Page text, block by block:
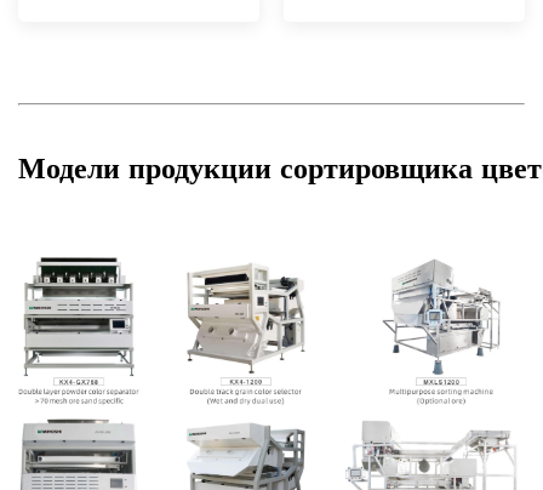
Модели продукции сортировщика